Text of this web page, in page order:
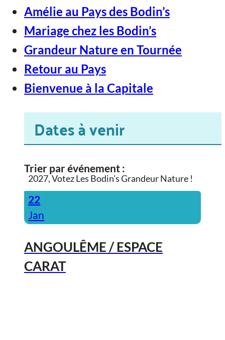
Amélie au Pays des Bodin’s
Mariage chez les Bodin’s
Grandeur Nature en Tournée
Retour au Pays
Bienvenue à la Capitale
Dates à venir
Trier par événement :
2027, Votez Les Bodin’s Grandeur Nature !
22
Jan
ANGOULÊME / ESPACE
CARAT